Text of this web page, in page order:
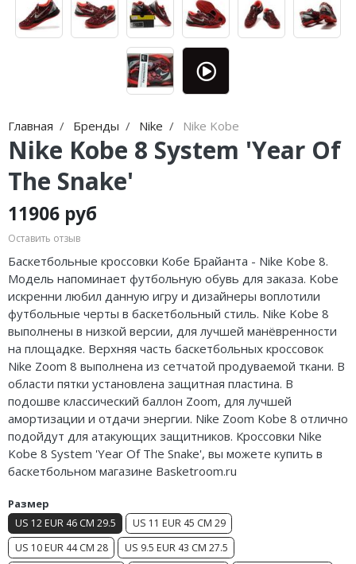
Главная Бренды Nike Nike Kobe
Nike Kobe 8 System 'Year Of
The Snake'
11906 руб
Оставить отзыв
Баскетбольные кроссовки Кобе Брайанта - Nike Kobe 8.
Модель напоминает футбольную обувь для заказа. Kobe
искренни любил данную игру и дизайнеры воплотили
футбольные черты в баскетбольный стиль. Nike Kobe 8
выполнены в низкой версии, для лучшей манёвренности
на площадке. Верхняя часть баскетбольных кроссовок
Nike Zoom 8 выполнена из сетчатой продуваемой ткани. В
области пятки установлена защитная пластина. В
подошве классический баллон Zoom, для лучшей
амортизации и отдачи энергии. Nike Zoom Kobe 8 отлично
подойдут для атакующих защитников. Кроссовки Nike
Kobe 8 System 'Year Of The Snake', вы можете купить в
баскетбольном магазине Basketroom.ru
Размер
US 12 EUR 46 CM 29.5
US 11 EUR 45 CM 29
US 10 EUR 44 CM 28
US 9.5 EUR 43 CM 27.5
Jordan Tatum
Air Jordan 39
Air Jordan 38
Air Jordan 37
Air Jordan 36
Air Jordan 1
Air Jordan 3
Air Jordan 4
Air Jordan 5
Air Jordan 6
Air Jordan 7
Air Jordan 10
Air Jordan 11
Air Jordan 12
adidas Samba
adidas Adistar
adidas adiFOM
adidas Adizero
adidas Harden
adidas Dame
adidas AE
Adidas Yeezy Boost 350 V2